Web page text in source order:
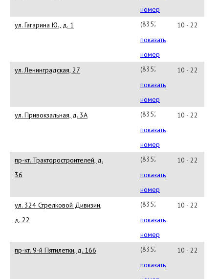
номер
ул. Гагарина Ю., д. 1
(8352)280-
00(#24673)
показать
номер
10 - 22
ул. Ленинградская, 27
(8352)280-
00(#24685)
показать
номер
10 - 22
ул. Привокзальная, д. 3А
(8352)280-
00(#24413)
показать
номер
10 - 22
пр-кт. Тракторостроителей, д.
36
(8352)280-
00(#24572)
показать
номер
10 - 22
ул. 324 Стрелковой Дивизии,
д. 22
(8352)280-
00(#24551)
показать
номер
10 - 22
пр-кт. 9-й Пятилетки, д. 166
(8352)280-
00(#24558)
показать
10 - 22